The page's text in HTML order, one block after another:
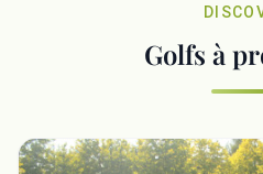
Golfs à